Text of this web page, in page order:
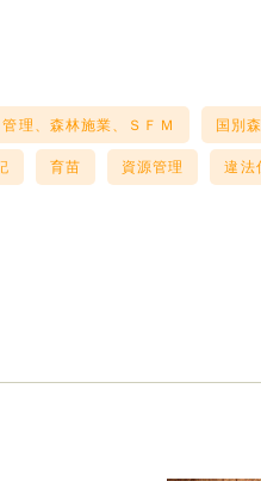
理、森林施業、ＳＦＭ 国別
育苗 資源管理 違法